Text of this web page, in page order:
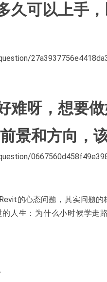
久可以上手
难呀，想要
景和方向，
的心态问题，其实问题
人生：为什么小时候学走